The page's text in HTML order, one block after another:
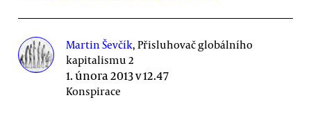
Martin Ševčík, Přisluhovač globálního
kapitalismu 2
1. února 2013 v 12.47
Konspirace